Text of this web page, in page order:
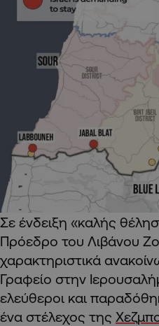
Σε ένδειξη «καλής
Πρόεδρο του Λιβάνου
χαρακτηριστικά
Γραφείο στην
ελεύθεροι και
ένα στέλεχος της